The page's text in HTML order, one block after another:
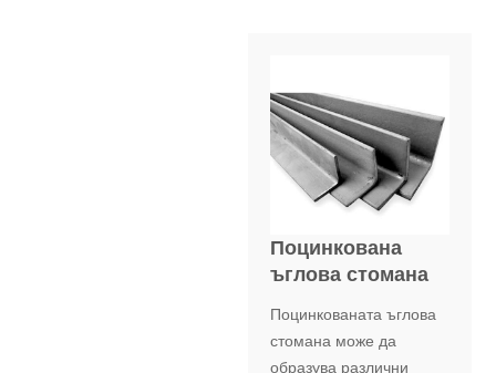
Поцинкована
ъглова стомана
Поцинкованата ъглова
стомана може да
образува различни